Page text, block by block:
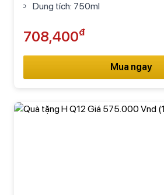
Dung tích: 750ml
708,400₫
Mua ngay